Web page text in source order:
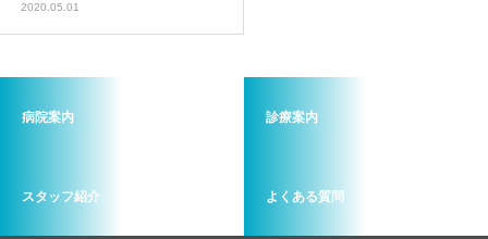
2020.05.01
病院案内 診療案内
スタッフ紹介 よくある質問